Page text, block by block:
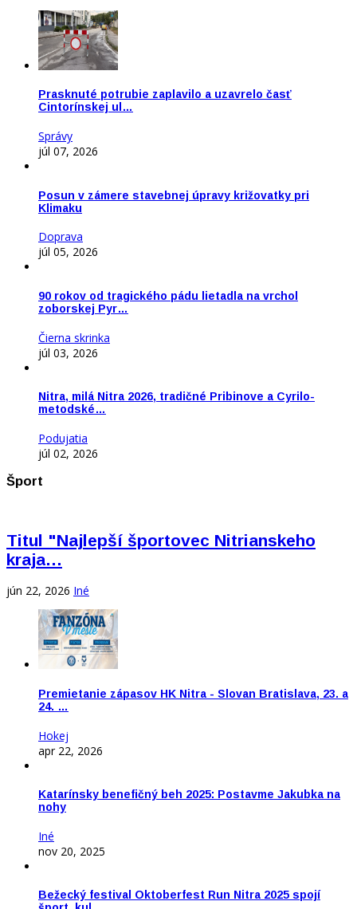
Prasknuté potrubie zaplavilo a uzavrelo časť
Cintorínskej ul…
Správy
júl 07, 2026
Posun v zámere stavebnej úpravy križovatky pri
Klimaku
Doprava
júl 05, 2026
90 rokov od tragického pádu lietadla na vrchol
zoborskej Pyr…
Čierna skrinka
júl 03, 2026
Nitra, milá Nitra 2026, tradičné Pribinove a Cyrilo-
metodské…
Podujatia
júl 02, 2026
Šport
Titul "Najlepší športovec Nitrianskeho
kraja…
jún 22, 2026 Iné
Premietanie zápasov HK Nitra - Slovan Bratislava, 23. a
24. …
Hokej
apr 22, 2026
Katarínsky benefičný beh 2025: Postavme Jakubka na
nohy
Iné
nov 20, 2025
Bežecký festival Oktoberfest Run Nitra 2025 spojí